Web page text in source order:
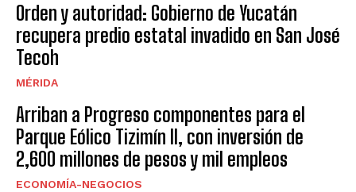
Orden y autoridad: Gobierno de Yucatán
recupera predio estatal invadido en San José
Tecoh
MÉRIDA
Arriban a Progreso componentes para el
Parque Eólico Tizimín II, con inversión de
2,600 millones de pesos y mil empleos
ECONOMÍA-NEGOCIOS